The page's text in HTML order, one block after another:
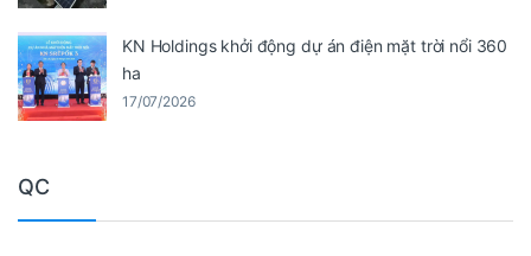
KN Holdings khởi động dự án điện mặt trời nổi 360
ha
17/07/2026
QC